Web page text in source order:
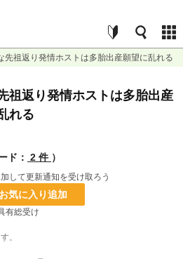
先祖返り発情ホストは多胎出産願望に乱れる
祖返り発情ホストは多胎出産
れる
ド： 2 件 ）
して更新通知を受け取ろう
お気に入り追加
有総受け
。